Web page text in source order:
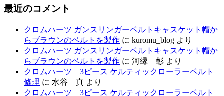
最近のコメント
クロムハーツ ガンスリンガーベルトキャスケット帽か
らブラウンのベルトを製作 に kuromu_blog より
クロムハーツ ガンスリンガーベルトキャスケット帽か
らブラウンのベルトを製作 に 河縁 彰 より
クロムハーツ 3ピース ケルティックローラーベルト
修理 に 水谷 真 より
クロムハーツ 3ピース ケルティックローラーベルト